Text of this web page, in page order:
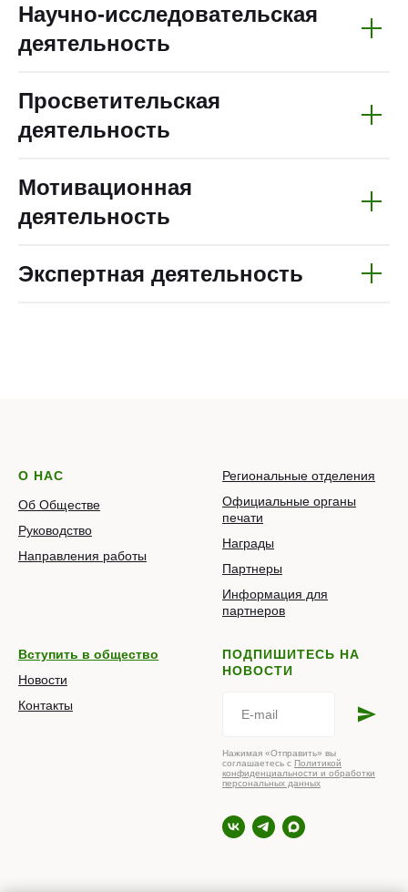
Научно-исследовательская
деятельность
Просветительская
деятельность
Мотивационная
деятельность
Экспертная деятельность
О НАС
Об Обществе
Руководство
Направления работы
Региональные отделения
Официальные органы
печати
Награды
Партнеры
Информация для
партнеров
Вступить в общество
Новости
Контакты
ПОДПИШИТЕСЬ НА
НОВОСТИ
Нажимая «Отправить» вы
соглашаетесь с Политикой
конфиденциальности и обработки
персональных данных